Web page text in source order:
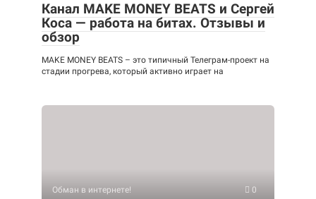
Канал MAKE MONEY BEATS и Сергей
Коса — работа на битах. Отзывы и
обзор
MAKE MONEY BEATS – это типичный Телеграм-проект на
стадии прогрева, который активно играет на
Обман в интернете! 0